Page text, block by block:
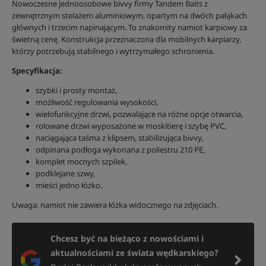
Nowoczesne jednoosobowe bivvy firmy Tandem Baits z
zewnętrznym stelażem aluminiowym, opartym na dwóch pałąkach
głównych i trzecim napinającym. To znakomity namiot karpiowy za
świetną cenę. Konstrukcja przeznaczona dla mobilnych karpiarzy,
którzy potrzebują stabilnego i wytrzymałego schronienia.
Specyfikacja:
szybki i prosty montaż,
możliwość regulowania wysokości,
wielofunkcyjne drzwi, pozwalające na różne opcje otwarcia,
rolowane drzwi wyposażone w moskitierę i szybę PVC,
naciągająca taśma z klipsem, stabilizująca bivvy,
odpinana podłoga wykonana z poliestru 210 PE,
komplet mocnych szpilek,
podklejane szwy,
mieści jedno łóżko.
Uwaga: namiot nie zawiera łóżka widocznego na zdjęciach.
Chcesz być na bieżąco z nowościami i
aktualnościami ze świata wędkarskiego?